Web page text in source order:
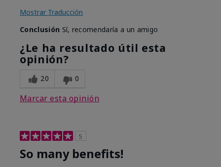
Mostrar Traducción
Conclusión Sí, recomendaría a un amigo
¿Le ha resultado útil esta
opinión?
20 0
Marcar esta opinión
5
So many benefits!